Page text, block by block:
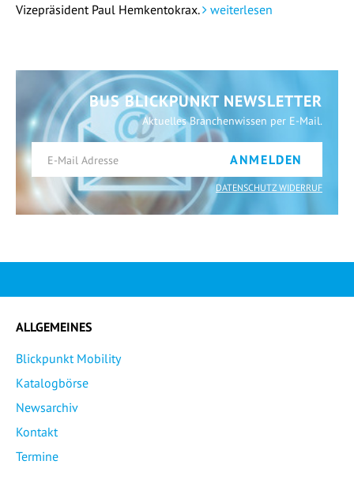
Vizepräsident Paul Hemkentokrax.
weiterlesen
BUS BLICKPUNKT NEWSLETTER
Aktuelles Branchenwissen per E-Mail.
ANMELDEN
DATENSCHUTZ WIDERRUF
ALLGEMEINES
Blickpunkt Mobility
Katalogbörse
Newsarchiv
Kontakt
Termine